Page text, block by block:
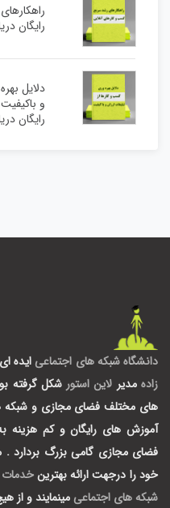
رایگان
دلایل
و باکیفیت
رایگان
دانشگاه شبکه های اجتماعی ایده
زاده مدیر لاین استور شکل گرفته
های مختلف فضای مجازی و شبکه
آموزش های رایگان و کم هزینه
فضای مجازی گامی بزرگ بردارد .
خود را درجهت ارائه بهترینخدمات
شبکه های اجتماعی مینمایند و از